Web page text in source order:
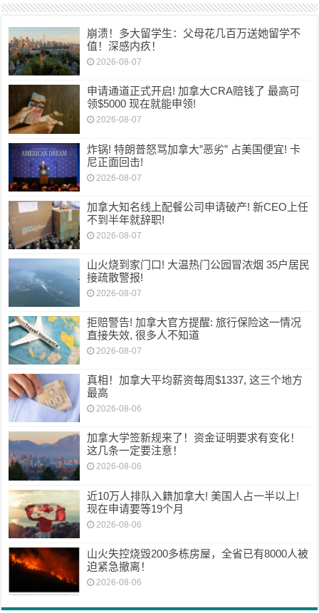
崩溃！多大留学生：父母花几百万送她留学不
值！深感内疚！
2026-08-07
申请通道正式开启! 加拿大CRA赔钱了 最高可
领$5000 现在就能申领!
2026-08-07
炸锅! 特朗普怒骂加拿大”恶劣” 占美国便宜! 卡
尼正面回击!
2026-08-07
加拿大知名线上配餐公司申请破产! 新CEO上任
不到半年就辞职!
2026-08-07
山火烧到家门口! 大温热门公园冒浓烟 35户居民
接疏散警报!
2026-08-07
拒赔警告! 加拿大官方提醒: 旅行保险这一情况
直接失效, 很多人不知道
2026-08-07
真相！加拿大平均薪资每周$1337, 这三个地方
最高
2026-08-06
加拿大学签新规来了！资金证明要求有变化！
这几条一定要注意！
2026-08-06
近10万人排队入籍加拿大! 美国人占一半以上!
现在申请要等19个月
2026-08-06
山火失控烧毁200多栋房屋，全省已有8000人被
迫紧急撤离！
2026-08-06